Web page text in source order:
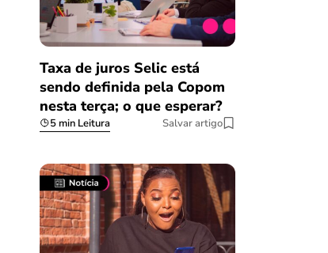
Taxa de juros Selic está
sendo definida pela Copom
nesta terça; o que esperar?
5 min Leitura Salvar artigo